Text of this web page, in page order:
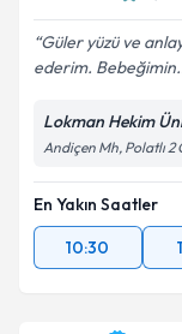
Kişisel
Güler yüzü ve
ederim.
Lokman Hekim
Andiçen Mh, Polatlı 2
En Yakın Saatler
10:30